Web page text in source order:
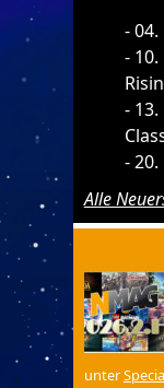
20.
Alle
unter